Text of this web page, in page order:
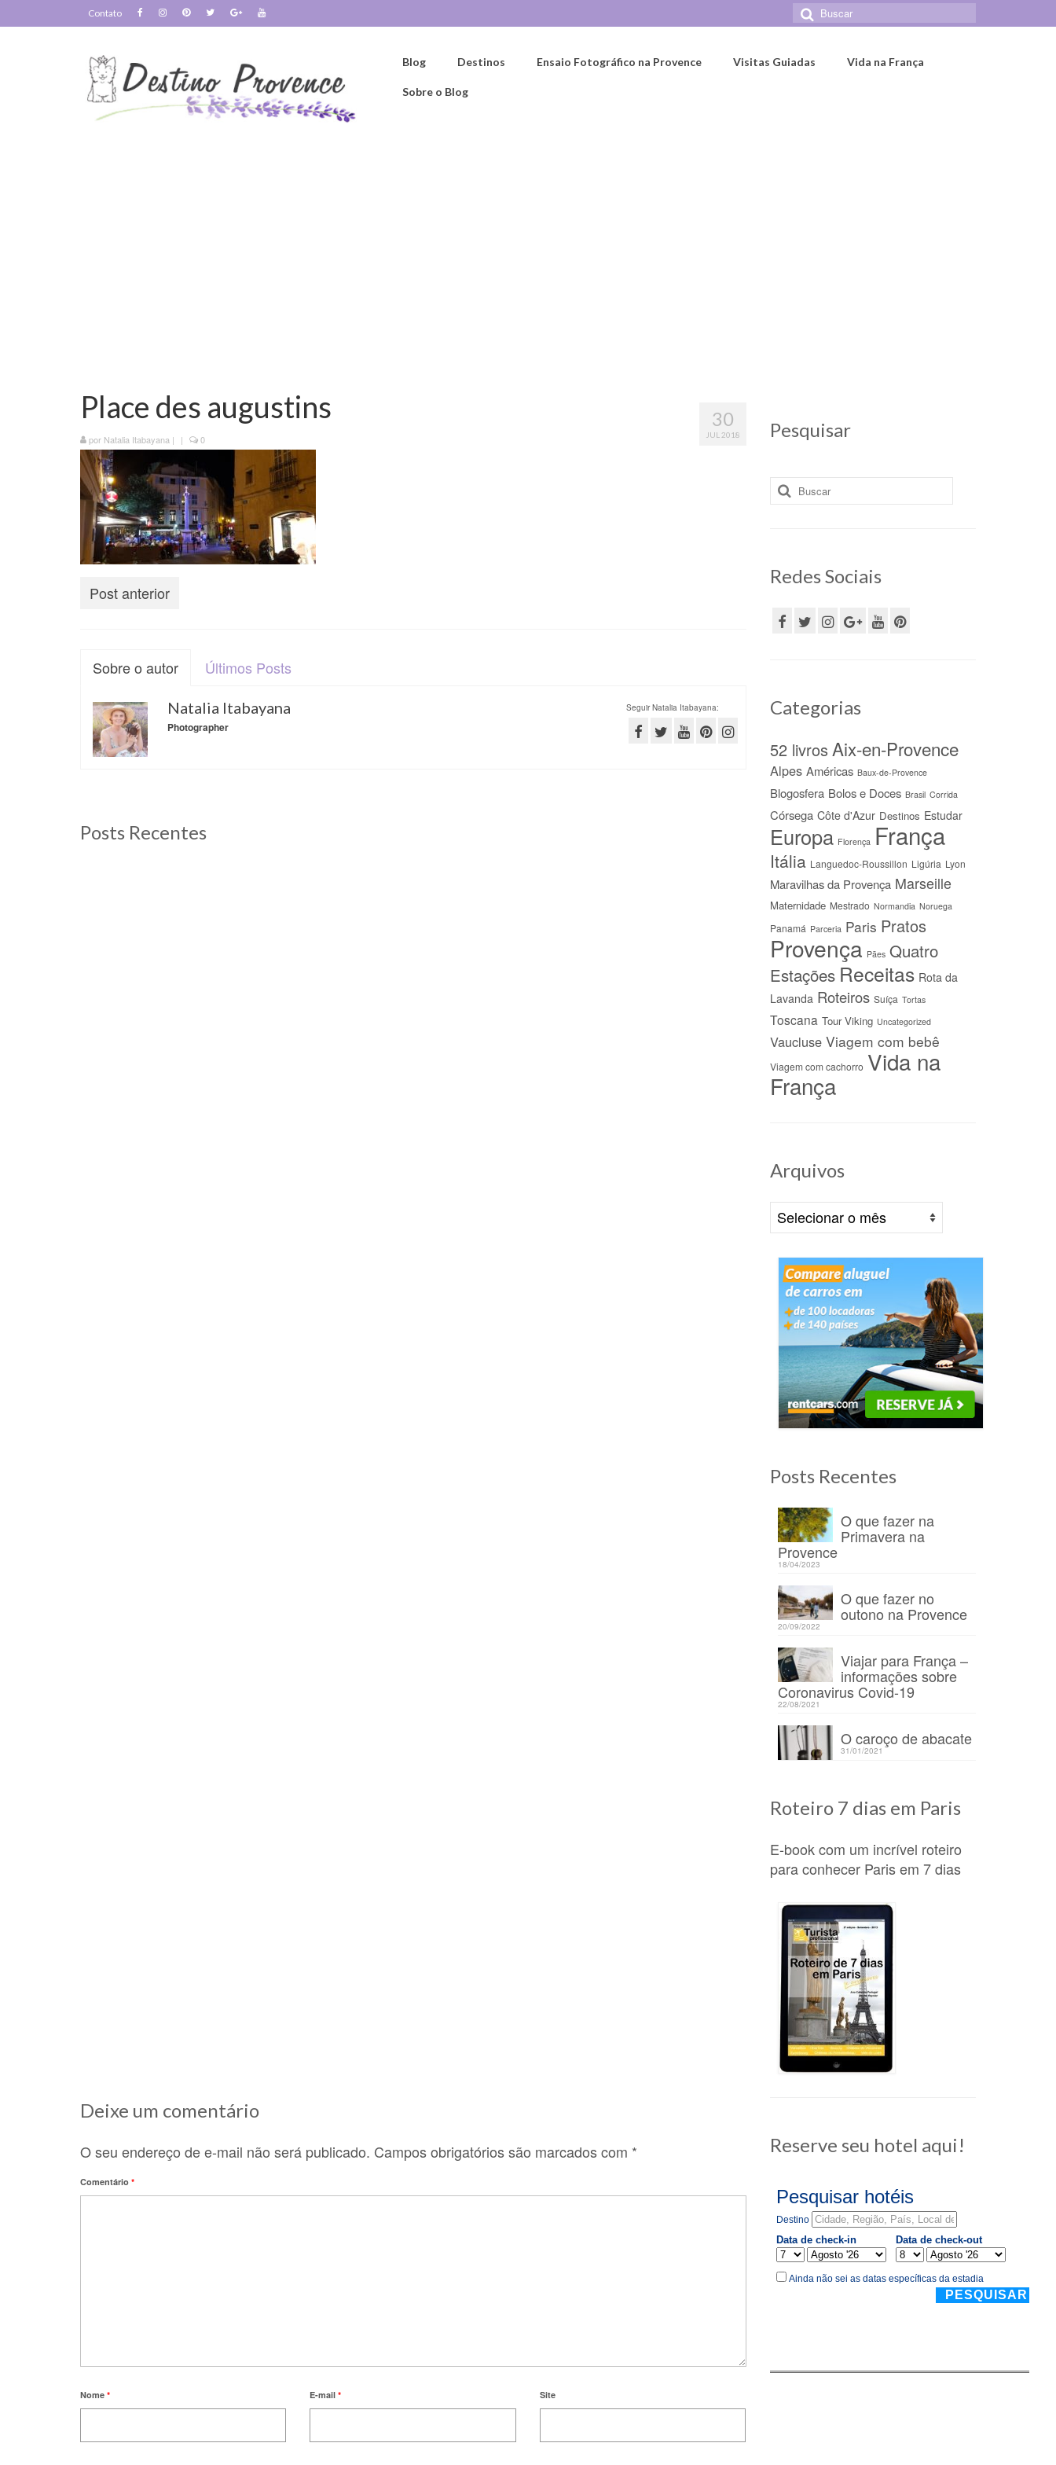
Contato
Buscar
por:
Blog Destinos Ensaio Fotográfico na Provence Visitas Guiadas Vida na França
Sobre o Blog
30
JUL 2018
Place des augustins
por Natalia Itabayana | | 0
Post anterior
Sobre o autor Últimos Posts
Seguir Natalia Itabayana:
Natalia Itabayana
Photographer
Posts Recentes
Deixe um comentário
O seu endereço de e-mail não será publicado. Campos obrigatórios são marcados com *
Comentário *
Nome * E-mail* Site
Pesquisar
Buscar
por:
Redes Sociais
Categorias
52 livros Aix-en-Provence
Alpes Américas Baux-de-Provence
Blogosfera Bolos e Doces Brasil Corrida
Córsega Côte d'Azur Destinos Estudar
Europa Florença França
Itália Languedoc-Roussillon Ligúria Lyon
Maravilhas da Provença Marseille
Maternidade Mestrado Normandia Noruega
Panamá Parceria Paris Pratos
Provença Pães Quatro
Estações Receitas Rota da
Lavanda Roteiros Suíça Tortas
Toscana Tour Viking Uncategorized
Vaucluse Viagem com bebê
Viagem com cachorro Vida na
França
Arquivos
Arquivos
Posts Recentes
O que fazer na
Primavera na
Provence
18/04/2023
O que fazer no
outono na Provence
20/09/2022
Viajar para França –
informações sobre
Coronavirus Covid-19
22/08/2021
O caroço de abacate
31/01/2021
Roteiro 7 dias em Paris
E-book com um incrível roteiro
para conhecer Paris em 7 dias
Reserve seu hotel aqui!